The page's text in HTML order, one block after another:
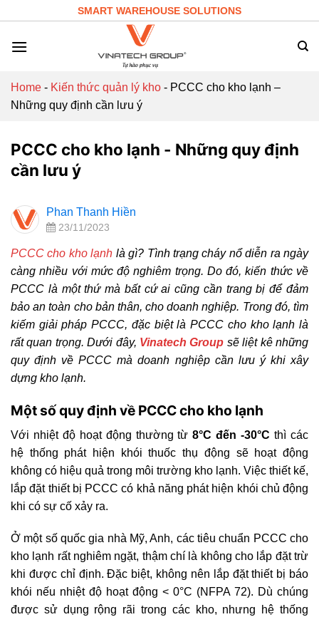
content
SMART WAREHOUSE SOLUTIONS
Home - Kiến thức quản lý kho - PCCC cho kho lạnh –
Những quy định cần lưu ý
PCCC cho kho lạnh - Những quy định
cần lưu ý
Phan Thanh Hiền
23/11/2023
PCCC cho kho lạnh là gì? Tình trạng cháy nổ diễn ra ngày
càng nhiều với mức độ nghiêm trọng. Do đó, kiến thức về
PCCC là một thứ mà bất cứ ai cũng cần trang bị để đảm
bảo an toàn cho bản thân, cho doanh nghiệp. Trong đó, tìm
kiếm giải pháp PCCC, đặc biệt là PCCC cho kho lạnh là
rất quan trọng. Dưới đây, Vinatech Group sẽ liệt kê những
quy định về PCCC mà doanh nghiệp cần lưu ý khi xây
dựng kho lạnh.
Một số quy định về PCCC cho kho lạnh
Với nhiệt độ hoạt động thường từ8°C đến -30°C thì các
hệ thống phát hiện khói thuốc thụ động sẽ hoạt động
không có hiệu quả trong môi trường kho lạnh. Việc thiết kế,
lắp đặt thiết bị PCCC có khả năng phát hiện khói chủ động
khi có sự cố xảy ra.
Ở một số quốc gia nhà Mỹ, Anh, các tiêu chuẩn PCCC cho
kho lạnh rất nghiêm ngặt, thậm chí là không cho lắp đặt trừ
khi được chỉ định. Đặc biệt, không nên lắp đặt thiết bị báo
khói nếu nhiệt độ hoạt động < 0°C (NFPA 72). Dù chúng
được sử dụng rộng rãi trong các kho, nhưng hệ thống